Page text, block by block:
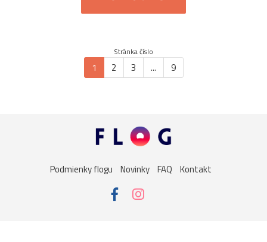
Stránka číslo
1 2 3 ... 9
Podmienky flogu Novinky FAQ Kontakt